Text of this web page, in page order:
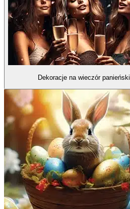
Dekoracje na wieczór panieński